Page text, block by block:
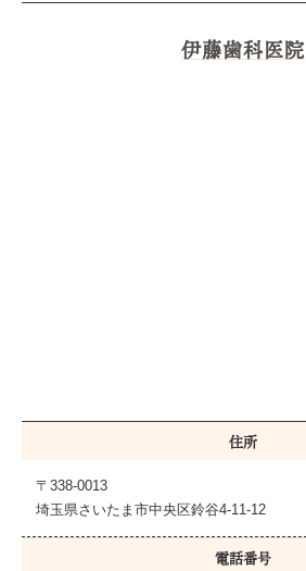
伊藤歯科医院
住所
〒338-0013
埼玉県さいたま市中央区鈴谷4-11-12
電話番号